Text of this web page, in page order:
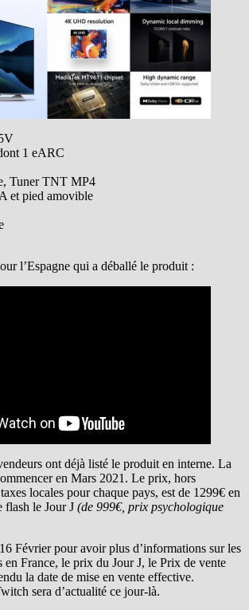
1 eARC
Tuner TNT MP4
et pied amovible
l’Espagne qui a déballé le produit :
ont déjà listé le produit en interne. La
en Mars 2021. Le prix, hors
locales pour chaque pays, est de 1299€ en
flash le Jour J (de 999€, prix psychologique
Février pour avoir plus d’informations sur les
en France, le prix du Jour J, le Prix de vente
la date de mise en vente effective.
sera d’actualité ce jour-là.